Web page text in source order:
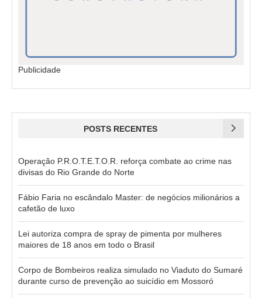
Publicidade
POSTS RECENTES
Operação P.R.O.T.E.T.O.R. reforça combate ao crime nas
divisas do Rio Grande do Norte
Fábio Faria no escândalo Master: de negócios milionários a
cafetão de luxo
Lei autoriza compra de spray de pimenta por mulheres
maiores de 18 anos em todo o Brasil
Corpo de Bombeiros realiza simulado no Viaduto do Sumaré
durante curso de prevenção ao suicídio em Mossoró